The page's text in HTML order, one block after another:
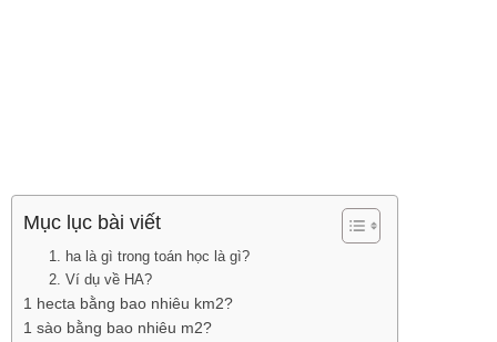
Mục lục bài viết
1. ha là gì trong toán học là gì?
2. Ví dụ về HA?
1 hecta bằng bao nhiêu km2?
1 sào bằng bao nhiêu m2?